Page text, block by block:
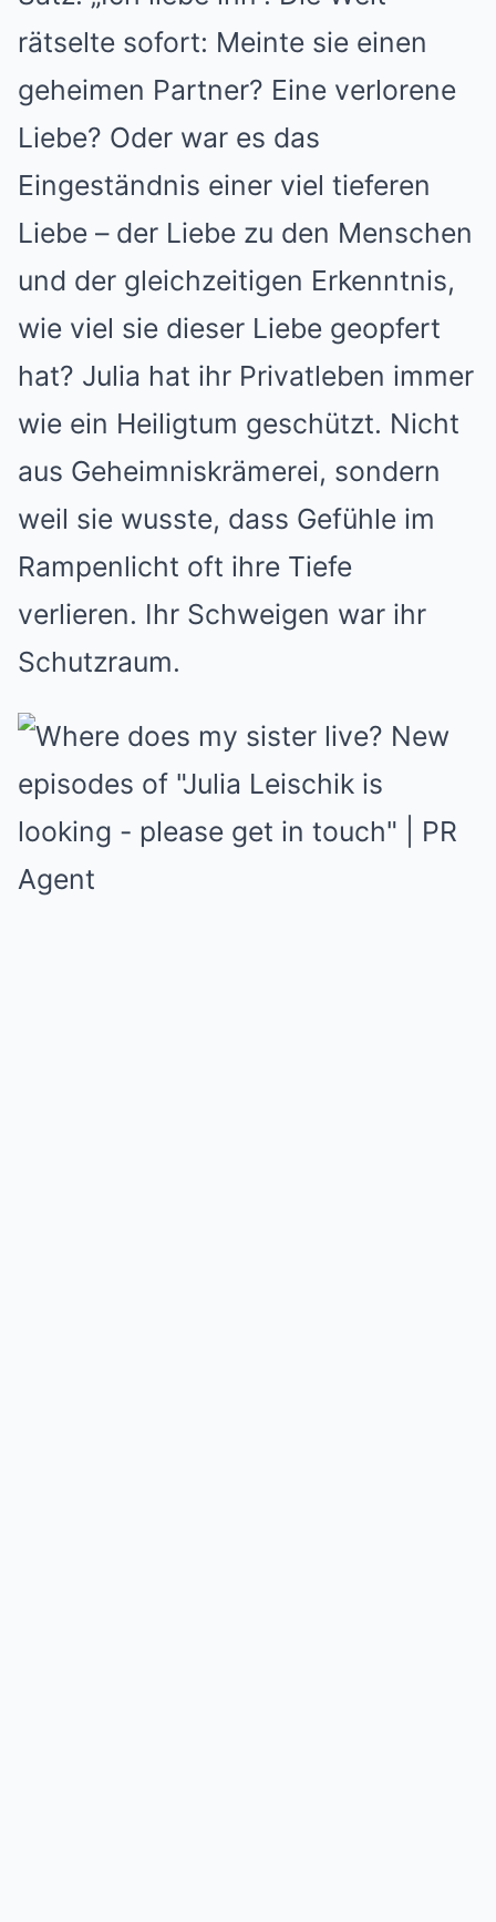
rätselte sofort: Meinte sie einen
geheimen Partner? Eine verlorene
Liebe? Oder war es das
Eingeständnis einer viel tieferen
Liebe – der Liebe zu den Menschen
und der gleichzeitigen Erkenntnis,
wie viel sie dieser Liebe geopfert
hat? Julia hat ihr Privatleben immer
wie ein Heiligtum geschützt. Nicht
aus Geheimniskrämerei, sondern
weil sie wusste, dass Gefühle im
Rampenlicht oft ihre Tiefe
verlieren. Ihr Schweigen war ihr
Schutzraum.